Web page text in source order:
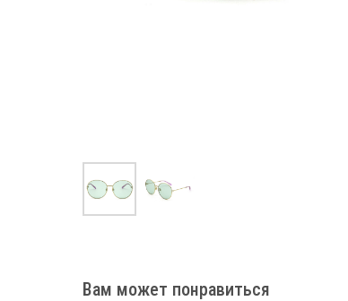
Вам может понравиться